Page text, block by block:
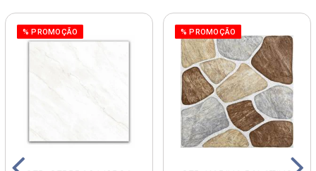
% PROMOÇÃO % PROMOÇÃO